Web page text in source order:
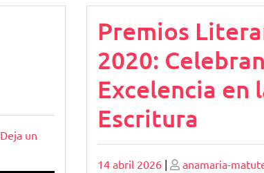
Deja un
Premios
2020:
Excelencia en
Escritura
Publicado
14 abril 2026| Publicado
anamaria-